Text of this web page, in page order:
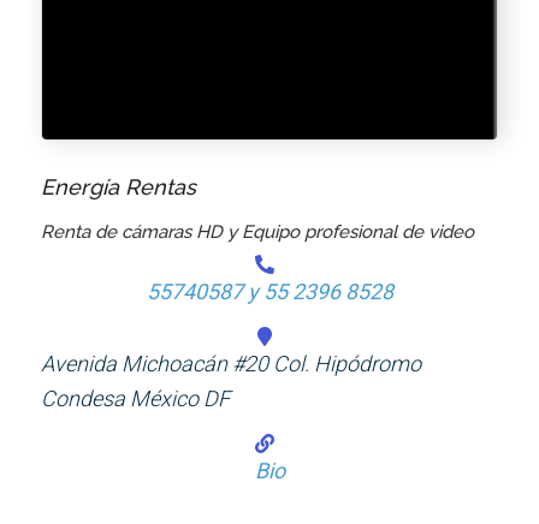
Energía Rentas
Renta de cámaras HD y Equipo profesional de video
55740587 y 55 2396 8528
Avenida Michoacán #20 Col. Hipódromo
Condesa México DF
Bio